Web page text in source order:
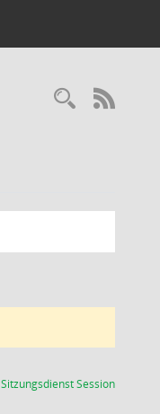
SitzungsdienstSession(Wird in